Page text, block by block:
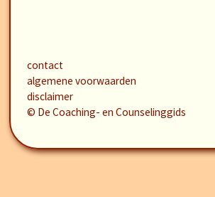
contact
algemene voorwaarden
disclaimer
© De Coaching- en Counselinggids